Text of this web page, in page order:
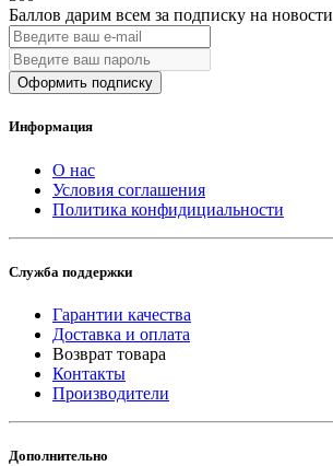
Баллов дарим всем за подписку на новости
Оформить подписку
Информация
О нас
Условия соглашения
Политика конфидициальности
Служба поддержки
Гарантии качества
Доставка и оплата
Возврат товара
Контакты
Производители
Дополнительно